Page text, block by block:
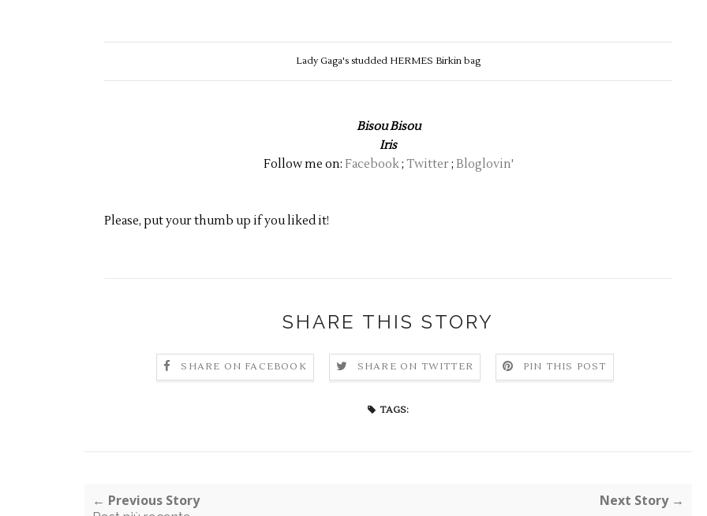
Lady Gaga's studded HERMES Birkin bag
Bisou Bisou
Iris
Follow me on: Facebook; Twitter; Bloglovin'
Please, put your thumb up if you liked it!
SHARE THIS STORY
SHARE ON FACEBOOK SHARE ON TWITTER PIN THIS POST
TAGS:
← Previous Story Next Story →